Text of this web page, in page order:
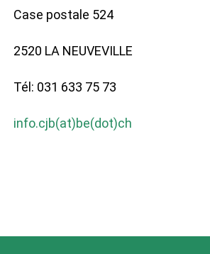
Case postale 524
2520 LA NEUVEVILLE
Tél: 031 633 75 73
info.cjb(at)be(dot)ch